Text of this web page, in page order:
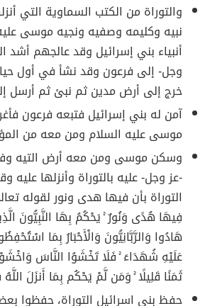
والتوراة من الكتب السماوية التي
نبيه وكليمه وصفيه ونجيه موسى
أنبياء بني إسرائيل وقد عالجهم أشد
وجل- إلى فرعون وقد نشأ في أول
خرج إلى أرض مدين ثم نبئ ثم أرسل
آمن له بني إسرائيل فتبعه فرعون
موسى عليه السلام ومن معه من
وسكن موسى ومن معه أرض التيه
-عز وجل- عليه بالتوراة وأنزلها
التوراة بأن فيها هدى ونور لقوله
فِيهَا هُدًى وَنُورٌ ۚ يَحْكُمُ بِهَا النَّبِيُّونَ
هَادُوا وَالرَّبَّانِيُّونَ وَالْأَحْبَارُ بِمَا
عَلَيْهِ شُهَدَاءَ ۚ فَلَا تَخْشَوُا النَّاسَ
ثَمَنًا قَلِيلًا ۚ وَمَن لَّمْ يَحْكُم بِمَا أَنزَلَ
حفظ بني اسرائيل التوراة، حفظوا